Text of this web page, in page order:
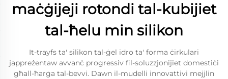
maċġijeji rotondi tal-kubijiet
tal-ħelu min silikon
It-trayfs ta' silikon tal-ġel idro ta' forma ċirkulari
jappreżentaw avvanċ progressiv fil-soluzzjonijiet domestiċi
għall-ħarġa tal-bevvi. Dawn il-mudelli innovattivi mejjlin